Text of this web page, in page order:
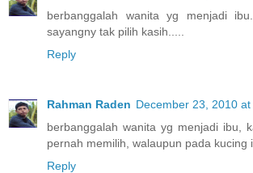
berbanggalah wanita yg menjadi
sayangny tak pilih kasih.....
Reply
Rahman Raden December 23, 2010 at
berbanggalah wanita yg menjadi ibu,
pernah memilih, walaupun pada kucing
Reply